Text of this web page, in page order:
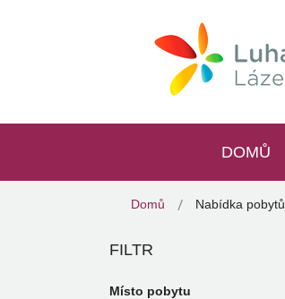
DOMŮ
Domů Nabídka pobytů
FILTR
Místo pobytu